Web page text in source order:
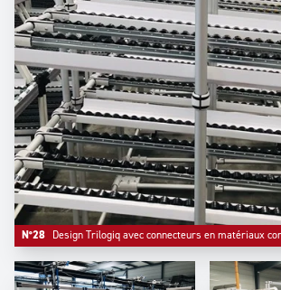
N°28 Design Trilogiq avec connecteurs en matériaux